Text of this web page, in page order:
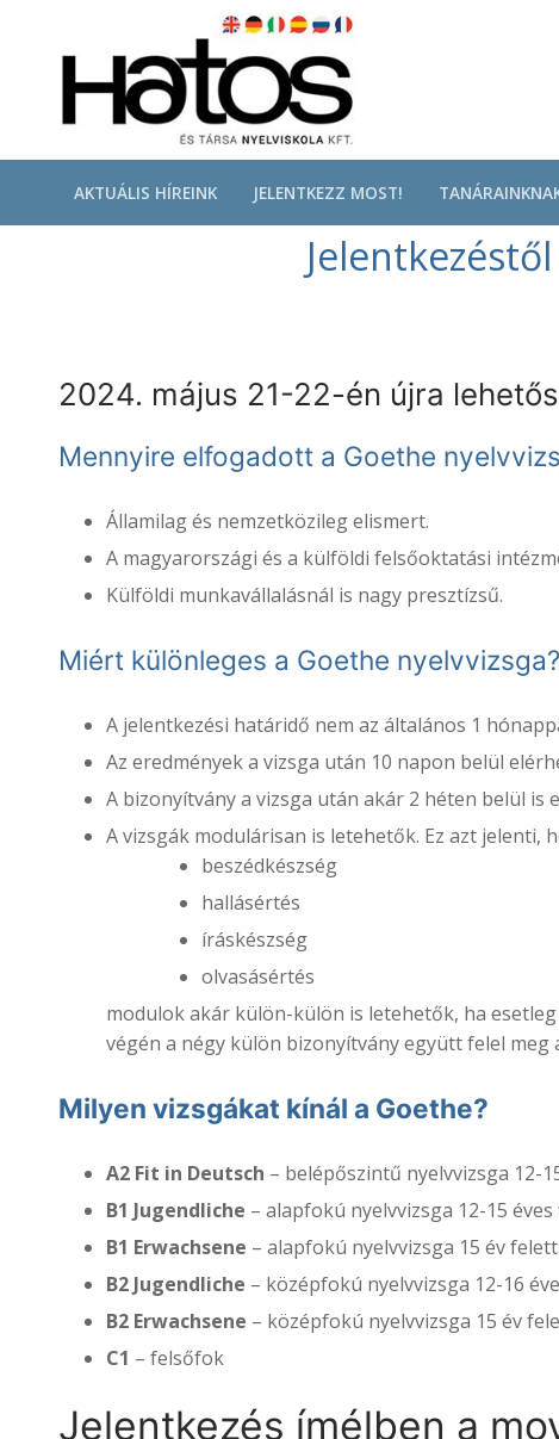
AKTUÁLIS HÍREINK JELENTKEZZ MOST!
2024. május 21-22-én újra
Mennyire elfogadott a Goethe
Államilag és nemzetközileg elismert.
A magyarországi és a külföldi felsőoktatási
Külföldi munkavállalásnál is nagy presztízsű.
Miért különleges a Goethe nyelvvizsga?
A jelentkezési határidő nem az általános 1
Az eredmények a vizsga után 10 napon belül
A bizonyítvány a vizsga után akár 2 héten belül is
A vizsgák modulárisan is letehetők. Ez azt jelenti,
beszédkészség
hallásértés
íráskészség
olvasásértés
modulok akár külön-külön is letehetők, ha
végén a négy külön bizonyítvány együtt felel
Milyen vizsgákat kínál a Goethe?
A2 Fit in Deutsch – belépőszintű nyelvvizsga 12-
B1 Jugendliche – alapfokú nyelvvizsga 12-15
B1 Erwachsene – alapfokú nyelvvizsga 15 év
B2 Jugendliche – középfokú nyelvvizsga 12-16
B2 Erwachsene – középfokú nyelvvizsga 15 év
C1 – felsőfok
Jelentkezés ímélben a